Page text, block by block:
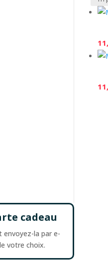
cadeau
envoyez-la par e-
votre choix.